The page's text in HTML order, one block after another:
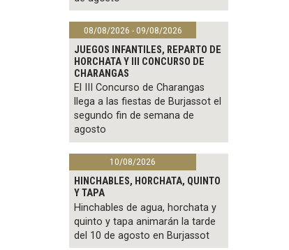
08/08/2026 - 09/08/2026
JUEGOS INFANTILES, REPARTO DE
HORCHATA Y III CONCURSO DE
CHARANGAS
El III Concurso de Charangas
llega a las fiestas de Burjassot el
segundo fin de semana de
agosto
10/08/2026
HINCHABLES, HORCHATA, QUINTO
Y TAPA
Hinchables de agua, horchata y
quinto y tapa animarán la tarde
del 10 de agosto en Burjassot